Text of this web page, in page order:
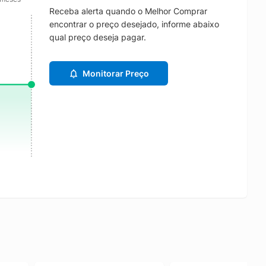
Receba alerta quando o Melhor Comprar
encontrar o preço desejado, informe abaixo
qual preço deseja pagar.
Monitorar Preço